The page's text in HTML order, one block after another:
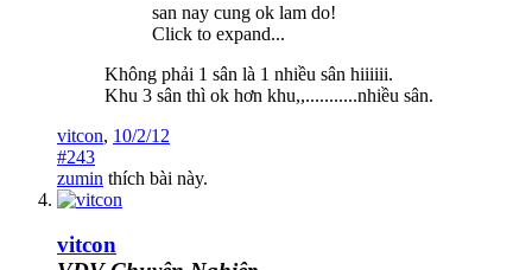
san nay cung ok lam do!
Click to expand...
Không phải 1 sân là 1 nhiều sân hiiiiii.
Khu 3 sân thì ok hơn khu,,...........nhiều sân.
vitcon, 10/2/12
#243
zumin thích bài này.
vitcon